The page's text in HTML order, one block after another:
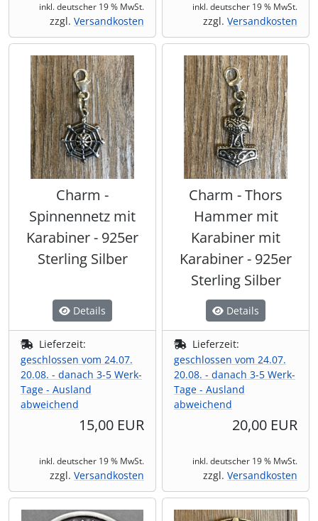
inkl. deutscher 19 % MwSt.
zzgl. Versandkosten
inkl. deutscher 19 % MwSt.
zzgl. Versandkosten
Charm -
Spinnennetz mit
Karabiner - 925er
Sterling Silber
Details
Lieferzeit:
geschlossen vom 24.07.
20.08. - danach 3-5 Werk-
Tage - Ausland
abweichend
15,00 EUR
inkl. deutscher 19 % MwSt.
zzgl. Versandkosten
Charm - Thors
Hammer mit
Karabiner mit
Karabiner - 925er
Sterling Silber
Details
Lieferzeit:
geschlossen vom 24.07.
20.08. - danach 3-5 Werk-
Tage - Ausland
abweichend
20,00 EUR
inkl. deutscher 19 % MwSt.
zzgl. Versandkosten